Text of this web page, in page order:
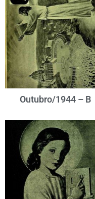
Outubro/1944 – B